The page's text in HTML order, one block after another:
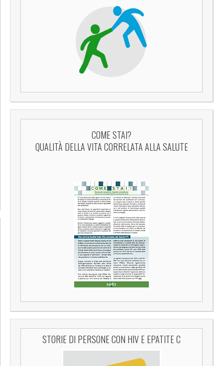
COME STAI?
QUALITÀ DELLA VITA CORRELATA ALLA SALUTE
STORIE DI PERSONE CON HIV E EPATITE C